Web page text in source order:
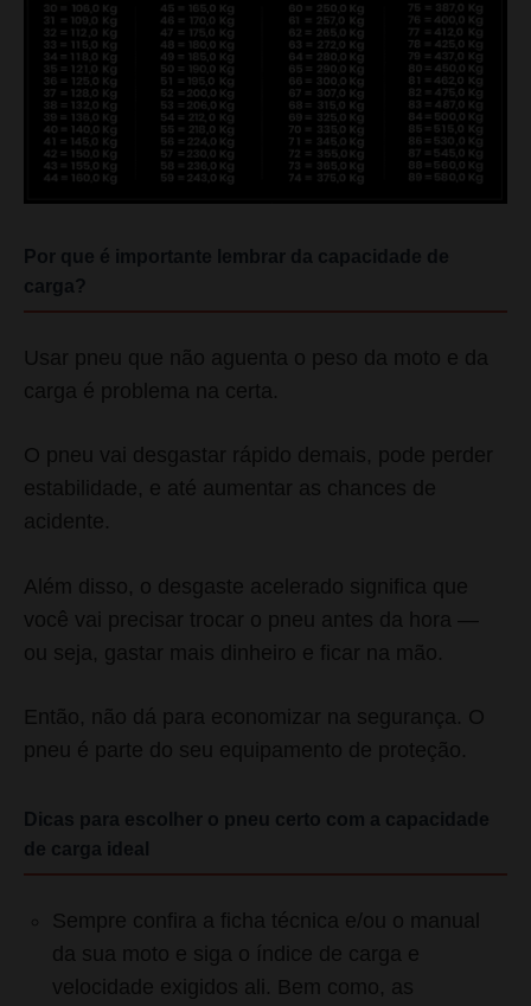
Por que é importante lembrar da capacidade de
carga?
Usar pneu que não aguenta o peso da moto e da
carga é problema na certa.
O pneu vai desgastar rápido demais, pode perder
estabilidade, e até aumentar as chances de
acidente.
Além disso, o desgaste acelerado significa que
você vai precisar trocar o pneu antes da hora —
ou seja, gastar mais dinheiro e ficar na mão.
Então, não dá para economizar na segurança. O
pneu é parte do seu equipamento de proteção.
Dicas para escolher o pneu certo com a capacidade
de carga ideal
Sempre confira a ficha técnica e/ou o manual
da sua moto e siga o índice de carga e
velocidade exigidos ali. Bem como, as